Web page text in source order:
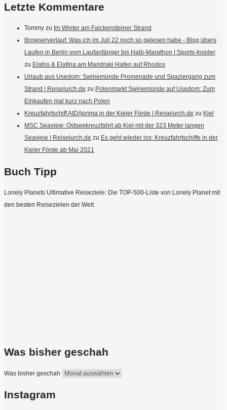
Letzte Kommentare
Tommy zu Im Winter am Falckensteiner Strand
Browserverlauf: Was ich im Juli 22 noch so gelesen habe - Blog übers
Laufen in Berlin vom Laufanfänger bis Halb-Marathon | Sports-Insider
zu Elafos & Elafina am Mandraki Hafen auf Rhodos
Urlaub aus Usedom: Swinemünde Promenade und Spaziergang zum
Strand | Reiselurch.de zu Polenmarkt Swinemünde auf Usedom: Zum
Einkaufen mal kurz nach Polen
Kreuzfahrtschiff AIDAprima in der Kieler Förde | Reiselurch.de zu Kiel
MSC Seaview: Ostseekreuzfahrt ab Kiel mit der 323 Meter langen
Seaview | Reiselurch.de zu Es geht wieder los: Kreuzfahrtschiffe in der
Kieler Förde ab Mai 2021
Buch Tipp
Lonely Planets Ultimative Reiseziele: Die TOP-500-Liste von Lonely Planet mit
den besten Reisezielen der Welt.
Was bisher geschah
Was bisher geschah
Instagram